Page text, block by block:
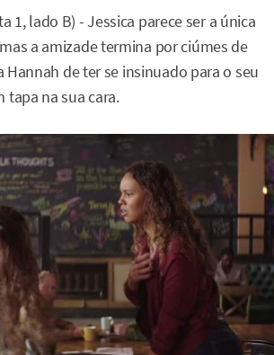
1, lado B) - Jessica parece ser a única
a amizade termina por ciúmes de
Hannah de ter se insinuado para o seu
tapa na sua cara.